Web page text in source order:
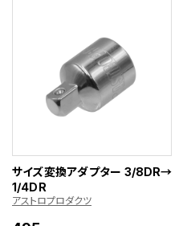
サイズ変換アダプター 3/8DR→
1/4DR
アストロプロダクツ